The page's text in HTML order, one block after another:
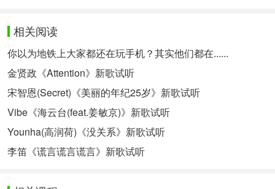
You got me singing
You somethin, somethin
INCREDIBLE
You’re so hypnotic girl
Alpha-robotic girl
Baby, you’re futuristic
Shine in your vega world
Everybody knows
That this club is yours
相关阅读
你以为地铁上大家都还在玩手机？其实他们都在......
金贤政《Attention》新歌试听
宋智恩(Secret)《美丽的年纪25岁》新歌试听
Vibe《海云台(feat.姜敏京)》新歌试听
Younha(高润荷)《没关系》新歌试听
李笛《谎言谎言谎言》新歌试听